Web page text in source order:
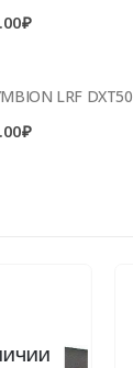
₽
LRF DXT50
₽